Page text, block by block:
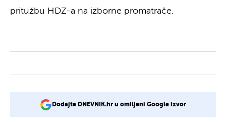
pritužbu HDZ-a na izborne promatrače.
Dodajte DNEVNIK.hr u omiljeni Google izvor